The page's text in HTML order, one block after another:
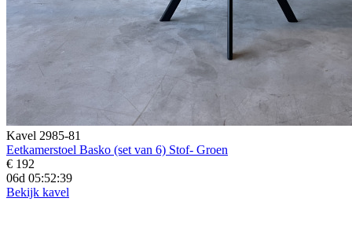
Kavel 2985-81
Eetkamerstoel Basko (set van 6) Stof- Groen
€ 192
06d 05:52:37
Bekijk kavel